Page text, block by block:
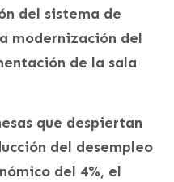
del sistema de
modernización del
de la sala
que despiertan
del desempleo
del 4%, el